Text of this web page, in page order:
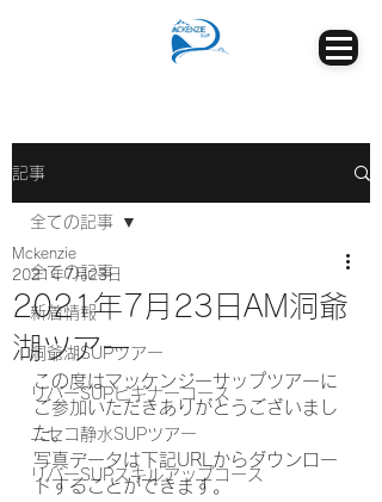
記事
全ての記事
新着情報
洞爺湖SUPツアー
リバーSUPビギナーコース
ニセコ静水SUPツアー
リバーSUPスキルアップコース
全ての記事
2021年7月23日AM洞爺
湖ツアー
Mckenzie
2021年7月23日
この度はマッケンジーサップツアーに
ご参加いただきありがとうございまし
た。
写真データは下記URLからダウンロー
ドすることができます。